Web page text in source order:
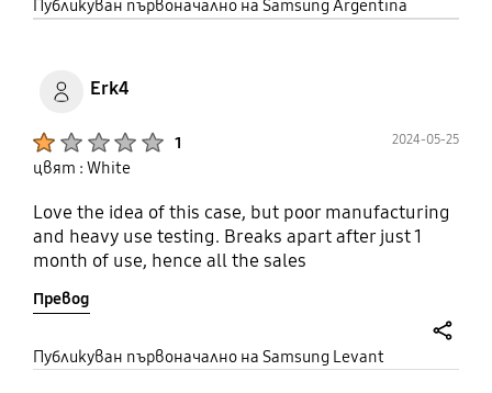
Публикуван първоначално на Samsung Argentina
Erk4
1 2024-05-25
цвят : White
Love the idea of this case, but poor manufacturing
and heavy use testing. Breaks apart after just 1
month of use, hence all the sales
Превод
Публикуван първоначално на Samsung Levant